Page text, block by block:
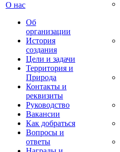
О нас
Об
организации
История
создания
Цели и задачи
Территория и
Природа
Контакты и
реквизиты
Руководство
Вакансии
Как добраться
Вопросы и
ответы